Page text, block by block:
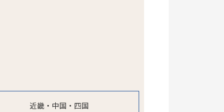
近畿・中国・四国